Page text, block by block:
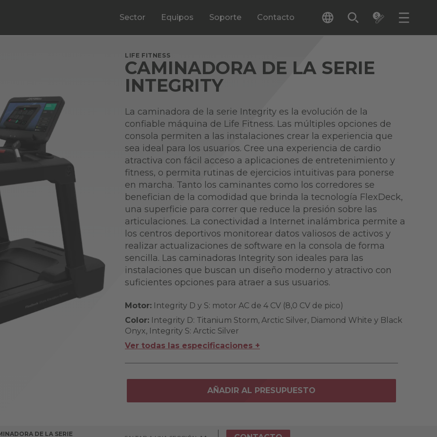
Sector Equipos Soporte Contacto
LIFE FITNESS
CAMINADORA DE LA SERIE
INTEGRITY
La caminadora de la serie Integrity es la evolución de la
confiable máquina de Life Fitness. Las múltiples opciones de
consola permiten a las instalaciones crear la experiencia que
sea ideal para los usuarios. Cree una experiencia de cardio
atractiva con fácil acceso a aplicaciones de entretenimiento y
fitness, o permita rutinas de ejercicios intuitivas para ponerse
en marcha. Tanto los caminantes como los corredores se
benefician de la comodidad que brinda la tecnología FlexDeck,
una superficie para correr que reduce la presión sobre las
articulaciones. La conectividad a Internet inalámbrica permite a
los centros deportivos monitorear datos valiosos de activos y
realizar actualizaciones de software en la consola de forma
sencilla. Las caminadoras Integrity son ideales para las
instalaciones que buscan un diseño moderno y atractivo con
suficientes opciones para atraer a sus usuarios.
Motor: Integrity D y S: motor AC de 4 CV (8,0 CV de pico)
Color: Integrity D: Titanium Storm, Arctic Silver, Diamond White y Black
Onyx, Integrity S: Arctic Silver
Ver todas las especificaciones +
AÑADIR AL PRESUPUESTO
DE LA SERIE